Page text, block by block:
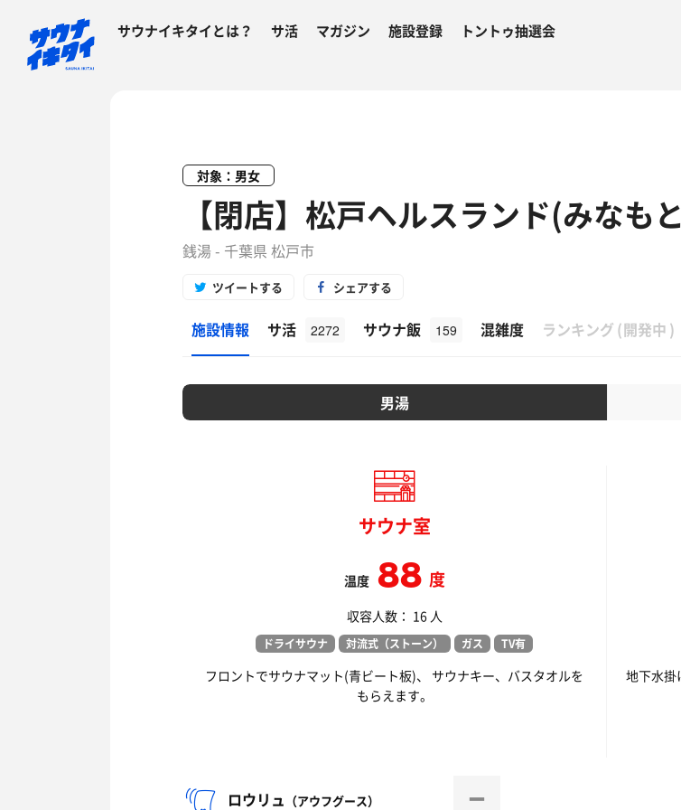
サウナイキタイとは？ サ活 マガジン 施設登録 トントゥ抽選会
対象：男女
【閉店】松戸ヘルスランド(みなも
銭湯 - 千葉県 松戸市
ツイートする シェアする
施設情報 サ活 2272 サウナ飯 159 混雑度 ランキング (開発中 )
男湯
サウナ室
温度88度
収容人数： 16 人
ドライサウナ 対流式（ストーン） ガス TV有
フロントでサウナマット(青ビート板)、 サウナキー、バスタオルを
もらえます。
地下水掛
ロウリュ （アウフグース）